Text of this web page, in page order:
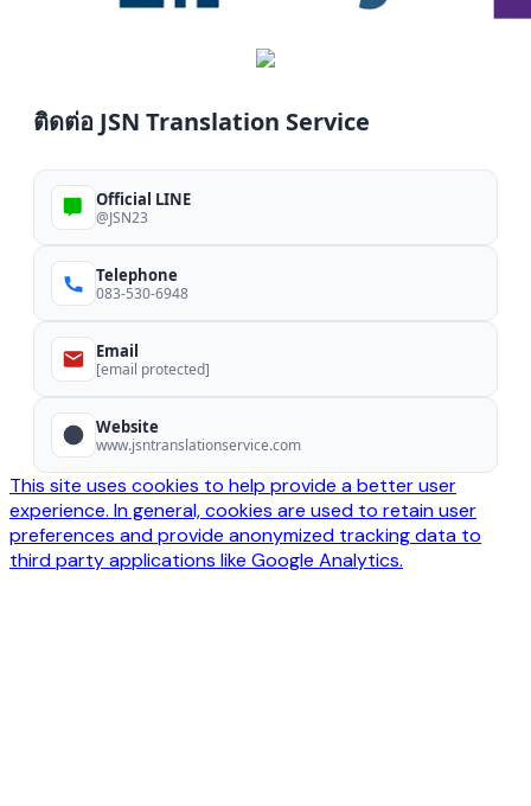
ติดต่อ JSN Translation Service
Official LINE
@JSN23
Telephone
083-530-6948
Email
[email protected]
Website
www.jsntranslationservice.com
This site uses cookies to help provide a better user
experience. In general, cookies are used to retain user
preferences and provide anonymized tracking data to
third party applications like Google Analytics.